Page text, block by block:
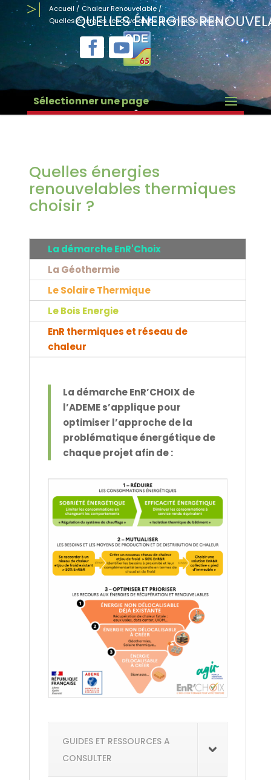
Accueil / Chaleur Renouvelable /
Quelles énergies renouvelables thermiques choisir ?
QUELLES ÉNERGIES
Sélectionner une page
Quelles énergies
renouvelables thermiques
choisir ?
La démarche EnR'Choix
La Géothermie
Le Solaire Thermique
Le Bois Energie
EnR thermiques et réseau de
chaleur
La démarche EnR’CHOIX de
l’ADEME s’applique pour
optimiser l’approche de la
problématique énergétique de
chaque projet afin de :
GUIDES ET RESSOURCES A
CONSULTER